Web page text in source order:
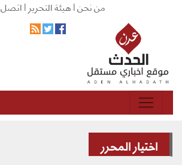
من نحن |هيئة التحرير |اتصل
اختيار المحرر